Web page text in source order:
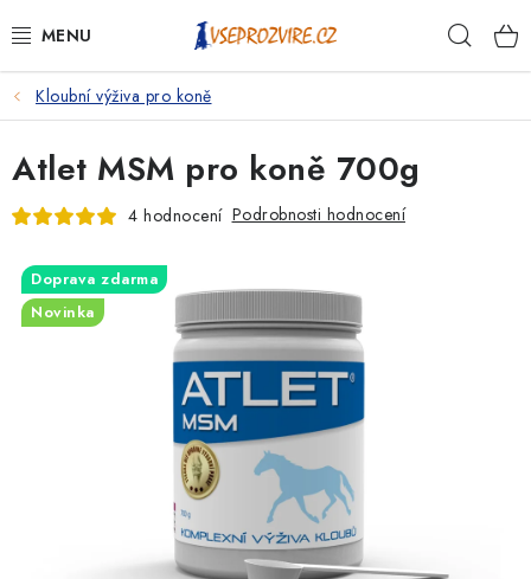
na
PSI
KOČKY
KONĚ
ANTIPARAZITIKA
KRÁLÍCI/HLODAVCI/PTÁCI
Kloubní výživa pro koně
Atlet MSM pro koně 700g
4 hodnocení Podrobnosti hodnocení
Doprava zdarma
Novinka